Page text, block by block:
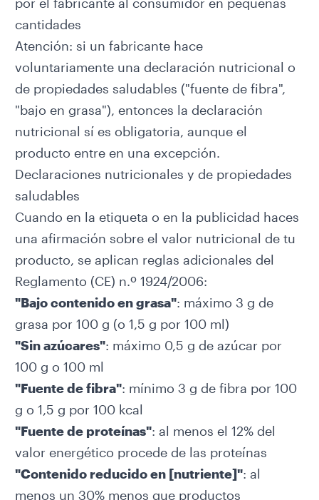
por el fabricante al consumidor en pequeñas
cantidades
Atención: si un fabricante hace
voluntariamente una declaración nutricional o
de propiedades saludables ("fuente de fibra",
"bajo en grasa"), entonces la declaración
nutricional sí es obligatoria, aunque el
producto entre en una excepción.
Declaraciones nutricionales y de propiedades
saludables
Cuando en la etiqueta o en la publicidad haces
una afirmación sobre el valor nutricional de tu
producto, se aplican reglas adicionales del
Reglamento (CE) n.º 1924/2006:
"Bajo contenido en grasa": máximo 3 g de
grasa por 100 g (o 1,5 g por 100 ml)
"Sin azúcares": máximo 0,5 g de azúcar por
100 g o 100 ml
"Fuente de fibra": mínimo 3 g de fibra por 100
g o 1,5 g por 100 kcal
"Fuente de proteínas": al menos el 12% del
valor energético procede de las proteínas
"Contenido reducido en [nutriente]": al
menos un 30% menos que productos